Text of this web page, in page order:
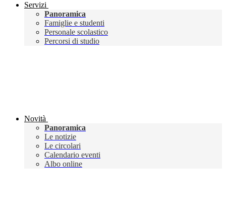
Servizi
Panoramica
Famiglie e studenti
Personale scolastico
Percorsi di studio
Novità
Panoramica
Le notizie
Le circolari
Calendario eventi
Albo online